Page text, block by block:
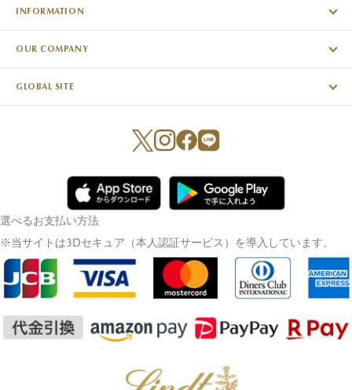
INFORMATION
OUR COMPANY
GLOBAL SITE
選べるお支払い方法
※当サイトは3Dセキュア（本人認証サービス）を導入しています。